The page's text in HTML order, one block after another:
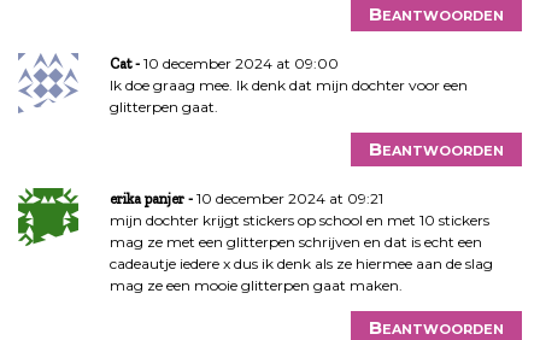
Beantwoorden
Cat
10 december 2024 at 09:00
Ik doe graag mee. Ik denk dat mijn dochter voor een
glitterpen gaat.
Beantwoorden
erika panjer
10 december 2024 at 09:21
mijn dochter krijgt stickers op school en met 10 stickers
mag ze met een glitterpen schrijven en dat is echt een
cadeautje iedere x dus ik denk als ze hiermee aan de slag
mag ze een mooie glitterpen gaat maken.
Beantwoorden